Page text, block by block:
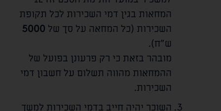
המחאות בגין דמי השכירות לכל תקופת
השכירות (כל המחאה על סך של 5000
ש"ח).
מובהר בזאת כי רק פרעונן בפועל של
ההמחאות מהווה תשלום על חשבון דמי
השכירות.
השוכר יהיה חייב בדמי השכירות למשך